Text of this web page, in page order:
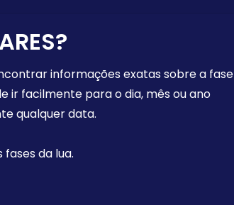
informações exatas sobre a fase
ir facilmente para o dia, mês ou ano
qualquer data.
da lua.